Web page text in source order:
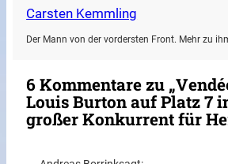
Carsten Kemmling
Der Mann von der vordersten Front. Mehr zu
6 Kommentare zu
Louis Burton auf Platz 7
großer Konkurrent für